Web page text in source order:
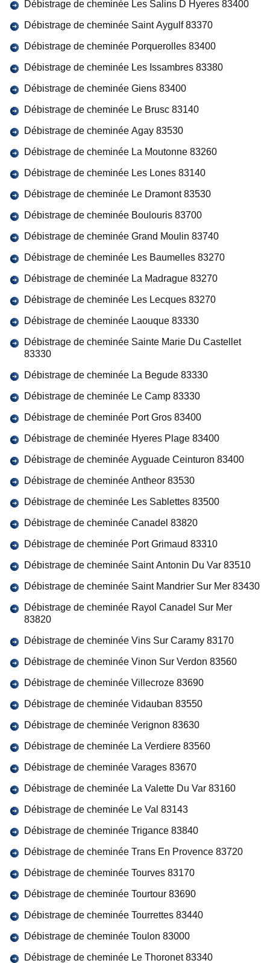
Débistrage de cheminée Les Salins D Hyeres 83400
Débistrage de cheminée Saint Aygulf 83370
Débistrage de cheminée Porquerolles 83400
Débistrage de cheminée Les Issambres 83380
Débistrage de cheminée Giens 83400
Débistrage de cheminée Le Brusc 83140
Débistrage de cheminée Agay 83530
Débistrage de cheminée La Moutonne 83260
Débistrage de cheminée Les Lones 83140
Débistrage de cheminée Le Dramont 83530
Débistrage de cheminée Boulouris 83700
Débistrage de cheminée Grand Moulin 83740
Débistrage de cheminée Les Baumelles 83270
Débistrage de cheminée La Madrague 83270
Débistrage de cheminée Les Lecques 83270
Débistrage de cheminée Laouque 83330
Débistrage de cheminée Sainte Marie Du Castellet
83330
Débistrage de cheminée La Begude 83330
Débistrage de cheminée Le Camp 83330
Débistrage de cheminée Port Gros 83400
Débistrage de cheminée Hyeres Plage 83400
Débistrage de cheminée Ayguade Ceinturon 83400
Débistrage de cheminée Antheor 83530
Débistrage de cheminée Les Sablettes 83500
Débistrage de cheminée Canadel 83820
Débistrage de cheminée Port Grimaud 83310
Débistrage de cheminée Saint Antonin Du Var 83510
Débistrage de cheminée Saint Mandrier Sur Mer 83430
Débistrage de cheminée Rayol Canadel Sur Mer
83820
Débistrage de cheminée Vins Sur Caramy 83170
Débistrage de cheminée Vinon Sur Verdon 83560
Débistrage de cheminée Villecroze 83690
Débistrage de cheminée Vidauban 83550
Débistrage de cheminée Verignon 83630
Débistrage de cheminée La Verdiere 83560
Débistrage de cheminée Varages 83670
Débistrage de cheminée La Valette Du Var 83160
Débistrage de cheminée Le Val 83143
Débistrage de cheminée Trigance 83840
Débistrage de cheminée Trans En Provence 83720
Débistrage de cheminée Tourves 83170
Débistrage de cheminée Tourtour 83690
Débistrage de cheminée Tourrettes 83440
Débistrage de cheminée Toulon 83000
Débistrage de cheminée Le Thoronet 83340